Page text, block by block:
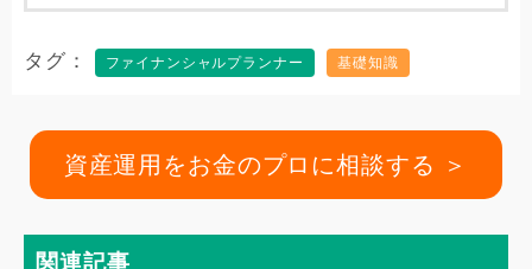
タグ ファイナンシャルプランナー 基礎知識
資産運用をお金のプロに相談する ＞
関連記事